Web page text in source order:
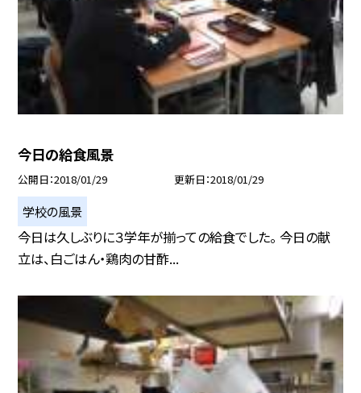
今日の給食風景
公開日 2018/01/29 更新日 2018/01/29
学校の風景
今日は久しぶりに３学年が揃っての給食でした。 今日の献
立は、白ごはん・鶏肉の甘酢...